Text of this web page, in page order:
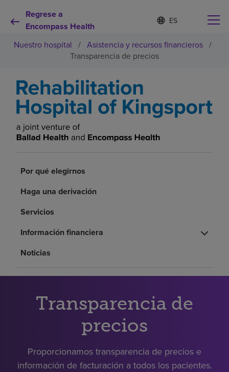
Regrese a
Encompass Health
Lista
de
contraída
d
o
m
e
c
i
o
Por qué debe elegirnos
Servicios de rehabilitación
Recursos de salud
Buscar un centro
Pagar mi factura
Nuestro hospital / Asistencia y recursos financieros /
Transparencia de precios
Por qué elegirnos
Haga una derivación
Servicios
Información financiera
Noticias
Transparencia de
precios
Proporcionamos transparencia de precios e
información de facturación a todos los pacientes.